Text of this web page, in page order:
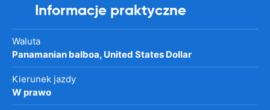
Informacje praktyczne
Waluta
Panamanian balboa, United States Dollar
Kierunek jazdy
W prawo